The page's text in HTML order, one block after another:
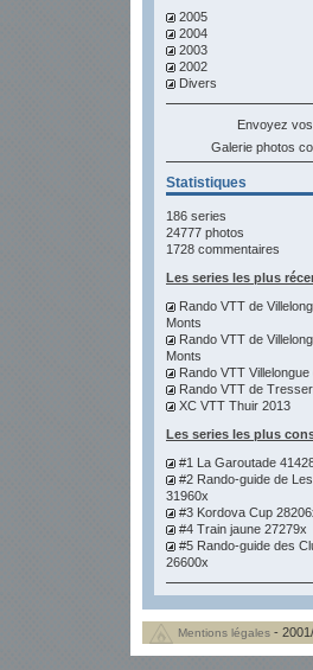
2005
2004
2003
2002
Divers
Envoyez
Galerie photos
Statistiques
186 series
24777 photos
1728 commentaires
Les series les plus
Rando VTT de
Monts
Rando VTT de
Monts
Rando VTT
Rando VTT de
XC VTT Thuir 2013
Les series les plus
#1 La Garoutade
#2 Rando-guide de
31960x
#3 Kordova Cup
#4 Train jaune 27279x
#5 Rando-guide des
26600x
Mentions légales -